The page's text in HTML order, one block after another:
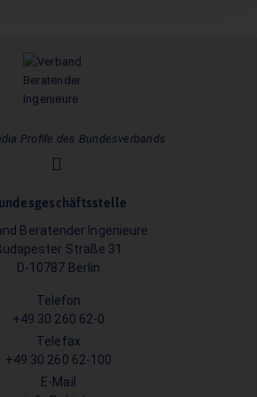
Profile des Bundesverbands
Beratender Ingenieure
Straße 31
D-10787 Berlin
Telefon
+49 30 260 62-0
Telefax
+49 30 260 62-100
E-Mail